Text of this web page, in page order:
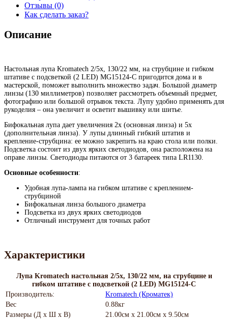
Отзывы (0)
Как сделать заказ?
Описание
Настольная лупа Kromatech 2/5x, 130/22 мм, на струбцине и гибком
штативе с подсветкой (2 LED) MG15124-C пригодится дома и в
мастерской, поможет выполнить множество задач. Большой диаметр
линзы (130 миллиметров) позволяет рассмотреть объемный предмет,
фотографию или большой отрывок текста. Лупу удобно применять для
рукоделия – она увеличит и осветит вышивку или шитье.
Бифокальная лупа дает увеличения 2x (основная линза) и 5x
(дополнительная линза). У лупы длинный гибкий штатив и
крепление-струбцина: ее можно закрепить на краю стола или полки.
Подсветка состоит из двух ярких светодиодов, она расположена на
оправе линзы. Светодиоды питаются от 3 батареек типа LR1130.
Основные особенности:
Удобная лупа-лампа на гибком штативе с креплением-
струбциной
Бифокальная линза большого диаметра
Подсветка из двух ярких светодиодов
Отличный инструмент для точных работ
Характеристики
Лупа Kromatech настольная 2/5x, 130/22 мм, на струбцине и
гибком штативе с подсветкой (2 LED) MG15124-C
Производитель:
Kromatech (Кроматек)
Вес
0.88кг
Размеры (Д х Ш х В)
21.00см x 21.00см x 9.50см